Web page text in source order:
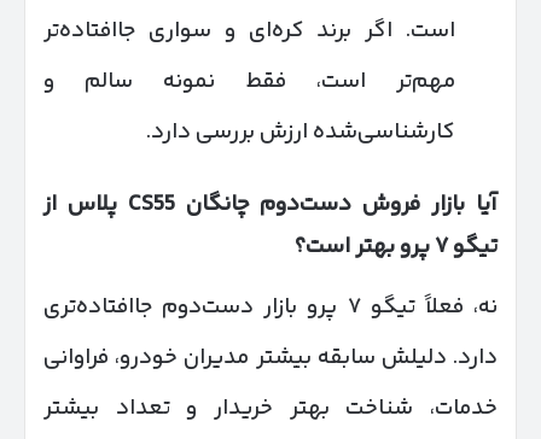
است. اگر برند کره‌ای و سواری جاافتاده‌تر
مهم‌تر است، فقط نمونه سالم و
کارشناسی‌شده ارزش بررسی دارد.
آیا بازار فروش دست‌دوم چانگان CS55
پلاس از
تیگو۷پرو بهتر است؟
نه، فعلاً تیگو ۷ پرو بازار دست‌دوم جاافتاده‌تری
دارد. دلیلش سابقه بیشتر مدیران خودرو، فراوانی
خدمات، شناخت بهتر خریدار و تعداد بیشتر